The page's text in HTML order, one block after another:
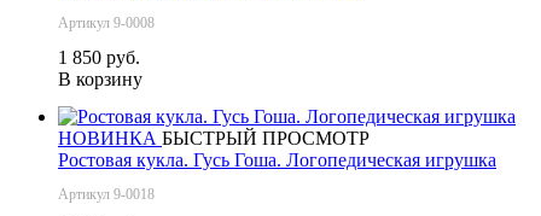
Артикул 9-0008
1 850 руб.
В корзину
НОВИНКА БЫСТРЫЙ ПРОСМОТР
Ростовая кукла. Гусь Гоша. Логопедическая игрушка
Артикул 9-0018